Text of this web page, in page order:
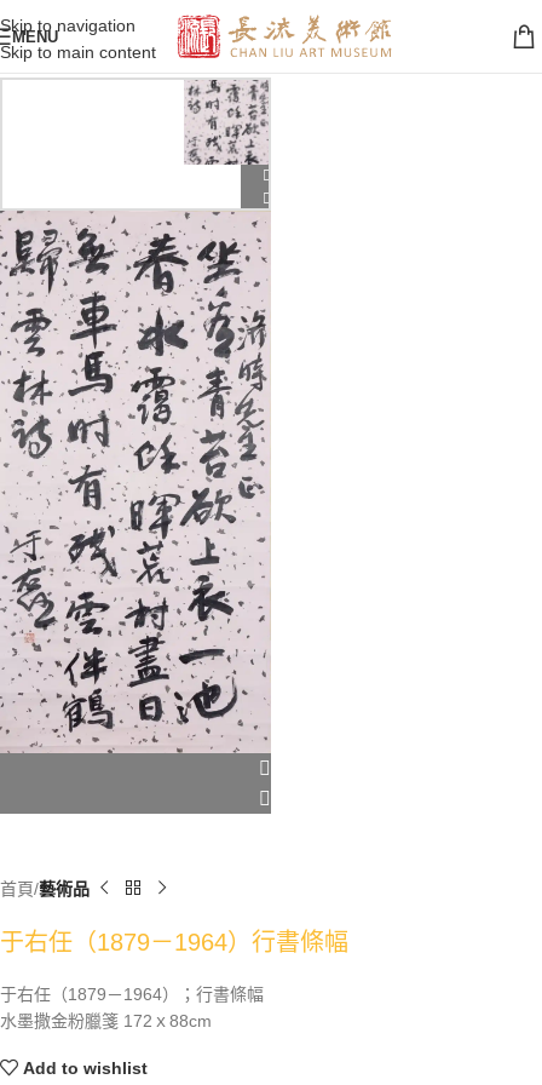
Skip to navigation
Skip to main content
MENU
首頁 藝術品
于右任（1879－1964）行書條幅
于右任（1879－1964）；行書條幅
水墨撒金粉臘箋 172ｘ88cm
Add to wishlist